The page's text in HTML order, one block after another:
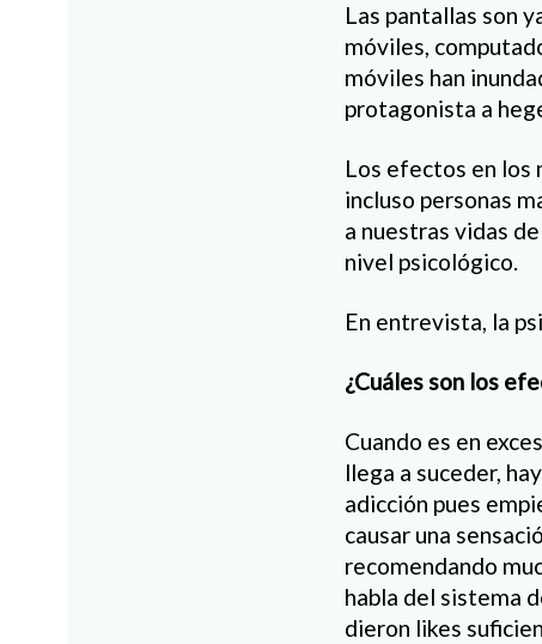
Las pantallas son
móviles,
móviles han
protagonista a
Los efectos en los
incluso personas
a nuestras vidas
nivel psicológico.
En entrevista, la
¿Cuáles son los
Cuando es en
llega a suceder,
adicción pues
causar una
recomendando
habla del sistema
dieron likes